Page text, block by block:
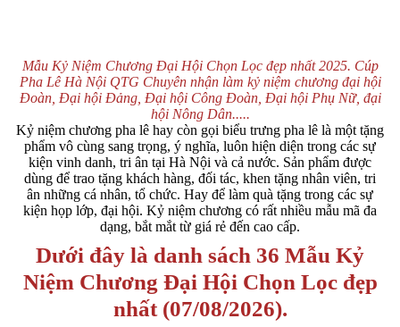
Mẫu Kỷ Niệm Chương Đại Hội Chọn Lọc đẹp nhất 2025. Cúp
Pha Lê Hà Nội QTG Chuyên nhận làm kỷ niệm chương đại hội
Đoàn, Đại hội Đảng, Đại hội Công Đoàn, Đại hội Phụ Nữ, đại
hội Nông Dân.....
Kỷ niệm chương pha lê hay còn gọi biểu trưng pha lê là một tặng
phẩm vô cùng sang trọng, ý nghĩa, luôn hiện diện trong các sự
kiện vinh danh, tri ân tại Hà Nội và cả nước. Sản phẩm được
dùng để trao tặng khách hàng, đối tác, khen tặng nhân viên, tri
ân những cá nhân, tổ chức. Hay để làm quà tặng trong các sự
kiện họp lớp, đại hội. Kỷ niệm chương có rất nhiều mẫu mã đa
dạng, bắt mắt từ giá rẻ đến cao cấp.
Dưới đây là danh sách 36 Mẫu Kỷ
Niệm Chương Đại Hội Chọn Lọc đẹp
nhất (07/08/2026).